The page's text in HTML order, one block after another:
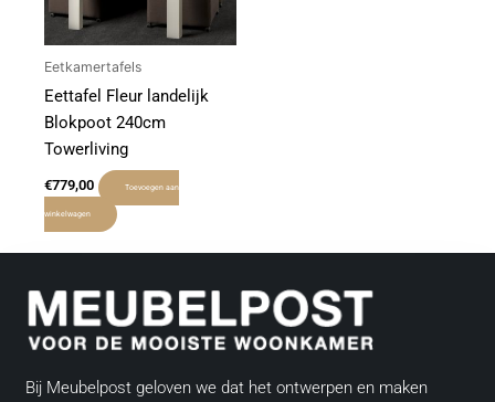
Eetkamertafels
Eettafel Fleur landelijk
Blokpoot 240cm
Towerliving
€779,00 Toevoegen aan
winkelwagen
Bij Meubelpost geloven we dat het ontwerpen en maken